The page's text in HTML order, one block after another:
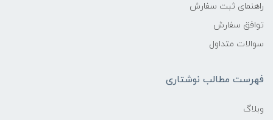
راهنمای ثبت سفارش
توافق سفارش
سوالات متداول
فهرست مطالب نوشتاری
وبلاگ